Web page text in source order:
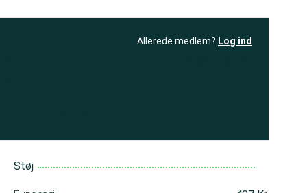
Allerede medlem? Log ind
Støj